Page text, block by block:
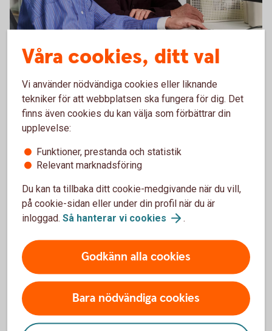
Hantera er ekonomi på ett
enkelt,snabbtochsäkert
sätt med bankintegration.
SpeedLedger
Om SpeedLedger
Våra cookies, ditt val
Vi använder nödvändiga cookies eller liknande
tekniker för att webbplatsen ska fungera för dig. Det
finns även cookies du kan välja som förbättrar din
upplevelse:
Funktioner, prestanda och statistik
Relevant marknadsföring
Du kan ta tillbaka ditt cookie-medgivande när du vill,
på cookie-sidan eller under din profil när du är
inloggad. Så hanterar vi cookies .
Godkänn alla cookies
Bara nödvändiga cookies